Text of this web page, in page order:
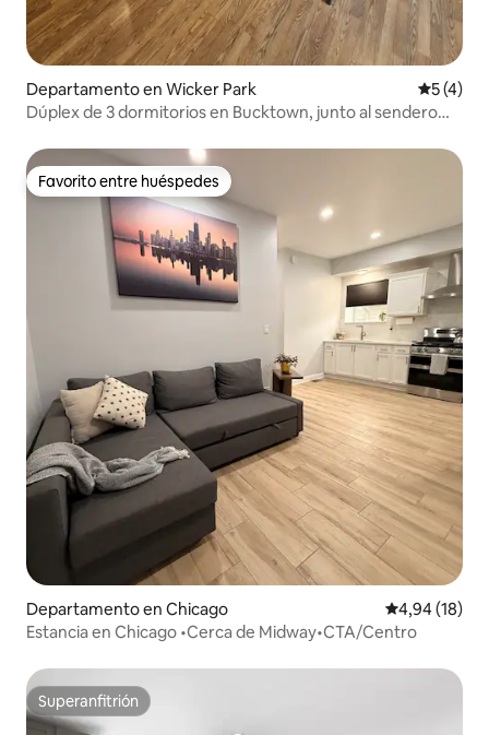
Departamento en Wicker Park
5 (4)
Dúplex de 3 dormitorios en Bucktown, junto al sendero
Favorito entre huéspedes
Favorito entre huéspedes
Departamento en Chicago Calificación
4,94 (18)
Estancia en Chicago •Cerca de Midway•CTA/Centro
Superanfitrión
Superanfitrión